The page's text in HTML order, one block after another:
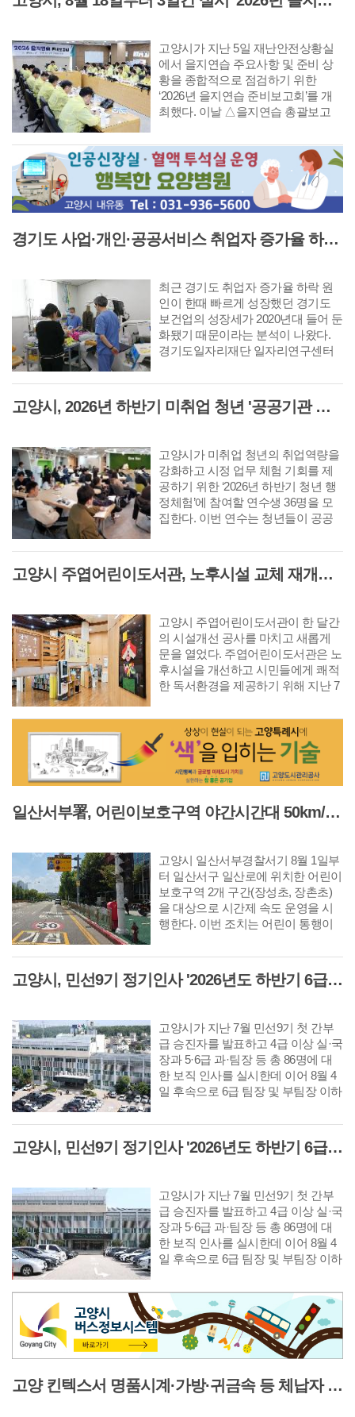
로 한 오스카 와일드의 동명 희곡을
연출이 감각적인 움직임과 무대 언어
를 더해 완성한 탐미적 창극이다.
고양시가 지난 5일 재난안전상황실
에서 을지연습 주요사항 및 준비 상
황을 종합적으로 점검하기 위한
‘2026년 을지연습 준비보고회’를 개
최했다. 이날 △을지연습 총괄보고
△지난해 문제점 및 조치결과 보고
순으로 진행됐다.
경기도 사업·개인·공공서비스 취업자 증가율 하락 '보건업 성장 둔화가 주원인'
최근 경기도 취업자 증가율 하락 원
인이 한때 빠르게 성장했던 경기도
보건업의 성장세가 2020년대 들어 둔
화됐기 때문이라는 분석이 나왔다.
경기도일자리재단 일자리연구센터
슈리포트 ‘최근 경기도 사업·개인·공
공서비스 취업자 증가율 하락 원인
분석’을 발간했다.
고양시, 2026년 하반기 미취업 청년 '공공기관 행정체험' 연수생 36명 모집
고양시가 미취업 청년의 취업역량을
강화하고 시정 업무 체험 기회를 제
공하기 위한 ‘2026년 하반기 청년 행
정체험’에 참여할 연수생 36명을 모
집한다. 이번 연수는 청년들이 공공
시정에 대한 이해를 높이고 향후 본
인의 진로를 탐색하는 데 도움을 주
기 위해 마련됐다.
고양시 주엽어린이도서관, 노후시설 교체 재개관 '다락·아기 독서공간 등 조성'
고양시 주엽어린이도서관이 한 달간
의 시설개선 공사를 마치고 새롭게
문을 열었다. 주엽어린이도서관은 노
후시설을 개선하고 시민들에게 쾌적
한 독서환경을 제공하기 위해 지난 7
사를 진행했다. 이번 공사를 통해 노
후 엘리베이터를 교체하고 외부 데크
와 화장실을 전면 정비했으며 자료실
과 공용공간의 내부 환경도 개선했
다. 또 어린이와 보호자, 장애인 등 다
할 수 있도록 화장실과 이동 동선을일산서부署, 어린이보호구역 야간시간대 50km/h 완화 '시간제 속도운영' 시행
고양시 일산서부경찰서기 8월 1일부
터 일산서구 일산로에 위치한 어린이
보호구역 2개 구간(장성초, 장촌초)
을 대상으로 시간제 속도 운영을 시
행한다. 이번 조치는 어린이 통행이
일한 제한속도 적용으로 발생하는 운
전자 불편을 개선하고 원활한 교통흐
름을 확보하기 위해서 추진되었다.고양시, 민선9기 정기인사 '2026년도 하반기 6급 팀장 인사발령 사항'
고양시가 지난 7월 민선9기 첫 간부
급 승진자를 발표하고 4급 이상 실·국
장과 5·6급 과·팀장 등 총 86명에 대
한 보직 인사를 실시한데 이어 8월 4
일 후속으로 6급 팀장 및 부팀장 이하
음은 8월 10일자 6급 팀장 인사발령
사항이다.
고양시, 민선9기 정기인사 '2026년도 하반기 6급 부팀장 이하 인사발령 사항'
고양시가 지난 7월 민선9기 첫 간부
급 승진자를 발표하고 4급 이상 실·국
장과 5·6급 과·팀장 등 총 86명에 대
한 보직 인사를 실시한데 이어 8월 4
일 후속으로 6급 팀장 및 부팀장 이하
음은 8월 10일자 6급 부팀장 이하 인
사발령 사항이다.
고양 킨텍스서 명품시계·가방·귀금속 등 체납자 압류 동산 620점 공개 경매